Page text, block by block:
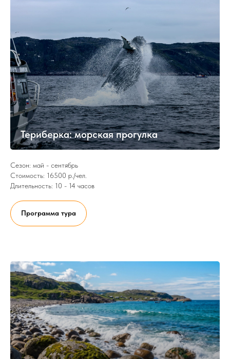
Териберка: морская прогулка
Сезон: май - сентябрь
Стоимость: 16500 р./чел.
Длительность: 10 - 14 часов
Программа тура